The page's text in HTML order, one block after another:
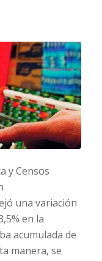
y Censos
una variación
en la
acumulada de
manera, se